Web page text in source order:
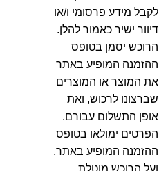
לקבל מידע פרסומי ו/או
דיוור ישיר כאמור להלן.
הרוכש יסמן בטופס
ההזמנה המופיע באתר
את המוצר או המוצרים
שברצונו לרכוש, ואת
אופן התשלום עבורם.
הפרטים ימולאו בטופס
ההזמנה המופיע באתר,
ועל הרוכש מוטלת